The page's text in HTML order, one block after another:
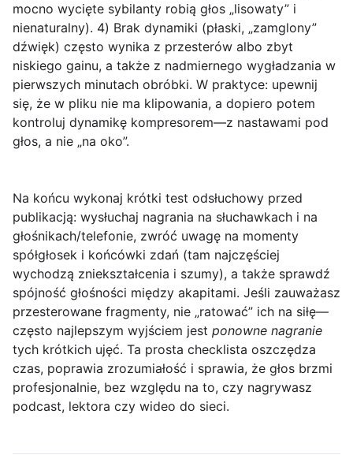
mocno wycięte sybilanty robią głos „lisowaty” i
nienaturalny). 4) Brak dynamiki (płaski, „zamglony”
dźwięk) często wynika z przesterów albo zbyt
niskiego gainu, a także z nadmiernego wygładzania w
pierwszych minutach obróbki. W praktyce: upewnij
się, że w pliku nie ma klipowania, a dopiero potem
kontroluj dynamikę kompresorem—z nastawami pod
głos, a nie „na oko”.
Na końcu wykonaj krótki test odsłuchowy przed
publikacją: wysłuchaj nagrania na słuchawkach i na
głośnikach/telefonie, zwróć uwagę na momenty
spółgłosek i końcówki zdań (tam najczęściej
wychodzą zniekształcenia i szumy), a także sprawdź
spójność głośności między akapitami. Jeśli zauważasz
przesterowane fragmenty, nie „ratować” ich na siłę—
często najlepszym wyjściem jest ponowne nagranie
tych krótkich ujęć. Ta prosta checklista oszczędza
czas, poprawia zrozumiałość i sprawia, że głos brzmi
profesjonalnie, bez względu na to, czy nagrywasz
podcast, lektora czy wideo do sieci.